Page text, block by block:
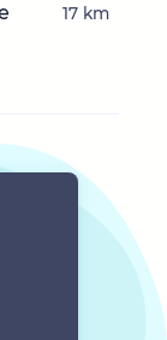
17 km